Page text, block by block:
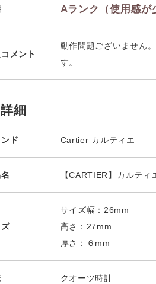
Aランク（使用感が
メント
動作問題ございません
す。
細
ド Cartier カルティエ
【CARTIER】カルテ
サイズ幅：26mm
高さ：27mm
厚さ：６mm
クオーツ時計